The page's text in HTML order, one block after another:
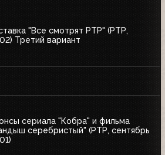
"Все смотрят РТР" (РТР,
Третий вариант
сериала "Кобра" и фильма
серебристый" (РТР, сентябрь